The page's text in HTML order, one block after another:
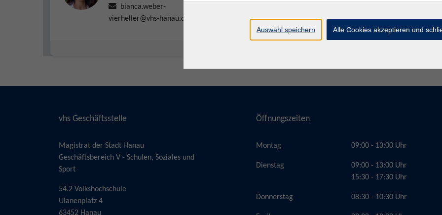
bianca.weber-
vierheller@vhs-hanau.de
vhs Geschäftsstelle
Magistrat der Stadt Hanau
Geschäftsbereich V - Schulen, Soziales und
Sport
54.2 Volkshochschule
Ulanenplatz 4
63452 Hanau
Öffnungszeiten
Montag
Dienstag
Donnerstag
09:00 - 13:00 Uhr
09:00 - 13:00 Uhr
15:30 - 17:30 Uhr
08:30 - 10:30 Uhr
Auswahl speichern Alle Cookies akzeptieren und